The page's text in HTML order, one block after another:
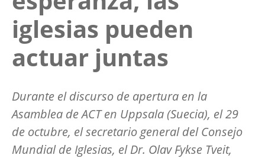
iglesias pueden
actuar juntas
Durante el discurso de apertura en la
Asamblea de ACT en Uppsala (Suecia), el 29
de octubre, el secretario general del Consejo
Mundial de Iglesias, el Dr. Olav Fykse Tveit,